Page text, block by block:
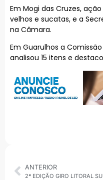
Em Mogi das Cruzes,
velhos e sucatas, e a
na Câmara.
Em Guarulhos a
analisou 15 itens e
ANTERIOR